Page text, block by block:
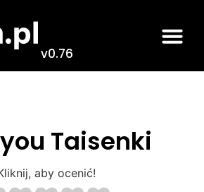
v0.76
Taisenki
aby ocenić!